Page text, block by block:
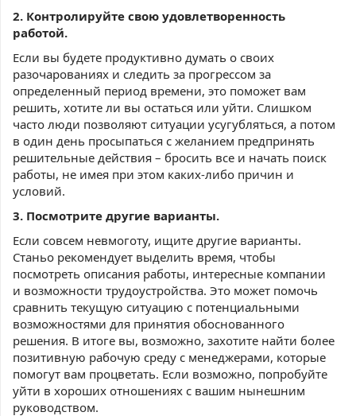
2. Контролируйте свою удовлетворенность
работой.
Если вы будете продуктивно думать о своих
разочарованиях и следить за прогрессом за
определенный период времени, это поможет вам
решить, хотите ли вы остаться или уйти. Слишком
часто люди позволяют ситуации усугубляться, а потом
в один день просыпаться с желанием предпринять
решительные действия – бросить все и начать поиск
работы, не имея при этом каких-либо причин и
условий.
3. Посмотрите другие варианты.
Если совсем невмоготу, ищите другие варианты.
Станьо рекомендует выделить время, чтобы
посмотреть описания работы, интересные компании
и возможности трудоустройства. Это может помочь
сравнить текущую ситуацию с потенциальными
возможностями для принятия обоснованного
решения. В итоге вы, возможно, захотите найти более
позитивную рабочую среду с менеджерами, которые
помогут вам процветать. Если возможно, попробуйте
уйти в хороших отношениях с вашим нынешним
руководством.